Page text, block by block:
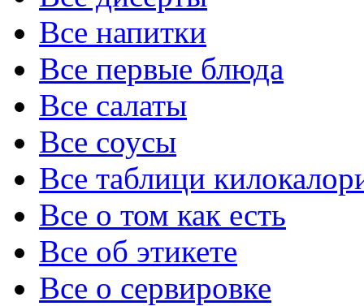
Все напитки
Все первые блюда
Все салаты
Все соусы
Все таблици
Все о том как есть
Все об этикете
Все о сервировке